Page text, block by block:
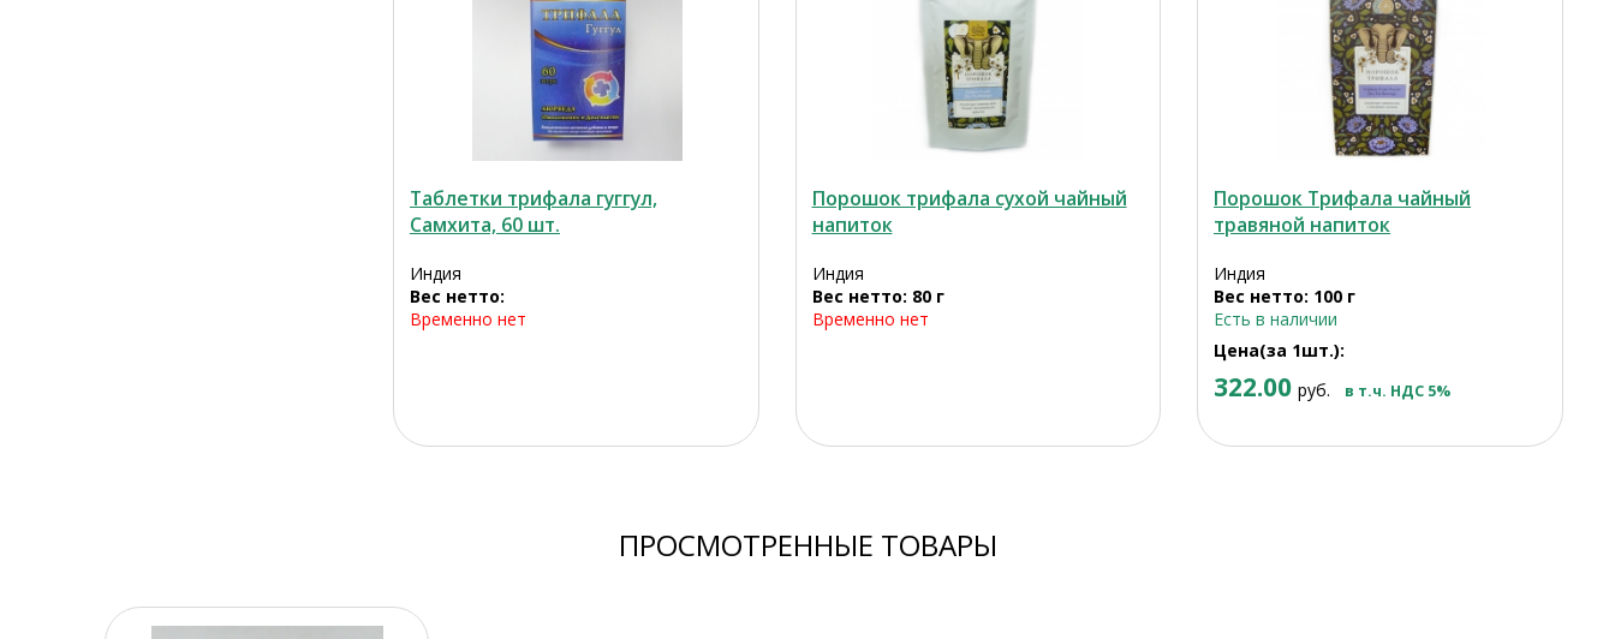
Таблетки трифала гуггул,
Самхита, 60 шт.
Индия
Вес нетто:
Временно нет
Порошок трифала сухой чайный
напиток
Индия
Вес нетто: 80 г
Временно нет
Порошок Трифала чайный
травяной напиток
Индия
Вес нетто: 100 г
Есть в наличии
Цена(за 1шт.):
322.00 руб. в т.ч. НДС 5%
ПРОСМОТРЕННЫЕ ТОВАРЫ